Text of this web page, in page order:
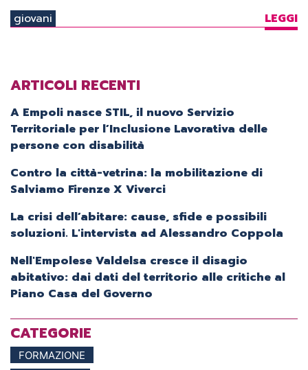
giovani LEGGI
ARTICOLI RECENTI
A Empoli nasce STIL, il nuovo Servizio
Territoriale per l’Inclusione Lavorativa delle
persone con disabilità
Contro la città-vetrina: la mobilitazione di
Salviamo Firenze X Viverci
La crisi dell’abitare: cause, sfide e possibili
soluzioni. L'intervista ad Alessandro Coppola
Nell'Empolese Valdelsa cresce il disagio
abitativo: dai dati del territorio alle critiche al
Piano Casa del Governo
CATEGORIE
FORMAZIONE